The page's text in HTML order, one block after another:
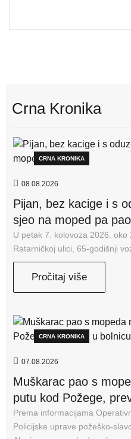
Crna Kronika
CRNA KRONIKA
08.08.2026
Pijan, bez kacige i s
sjeo na moped pa pao
U petak 7. kolovoza 2026. oko
Ratarničkoj ulici, 65-godišnji
Pročitaj više
CRNA KRONIKA
07.08.2026
Muškarac pao s
putu kod Požege,
Prema informacijama
Policijske uprave požeško-